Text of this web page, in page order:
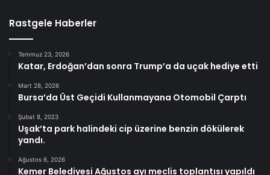
Rastgele Haberler
Temmuz 23, 2026
Katar, Erdoğan’dan sonra Trump’a da uçak hediye etti
Mart 28, 2026
Bursa’da Üst Geçidi Kullanmayana Otomobil Çarptı
Şubat 8, 2023
Uşak’ta park halindeki cip üzerine benzin dökülerek
yandı.
Ağustos 6, 2026
Kemer Belediyesi Ağustos ayı meclis toplantısı yapıldı